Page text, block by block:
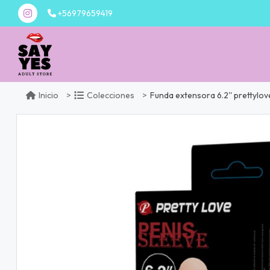
+56979659419
Inicio Colecciones Funda extensora 6.2''